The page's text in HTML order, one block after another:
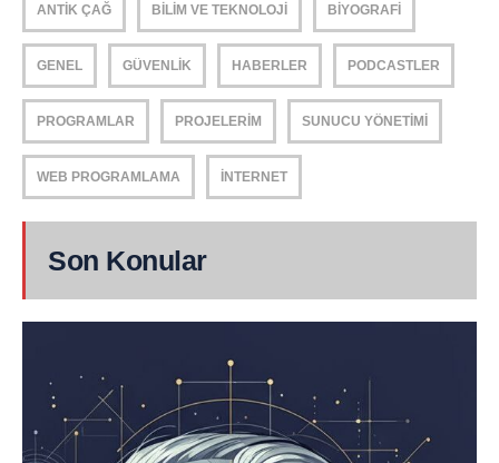
ANTIK ÇAĞ BILIM VE TEKNOLOJI BIYOGRAFI
GENEL GÜVENLIK HABERLER PODCASTLER
PROGRAMLAR PROJELERIM SUNUCU YÖNETIMI
WEB PROGRAMLAMA İNTERNET
Son Konular